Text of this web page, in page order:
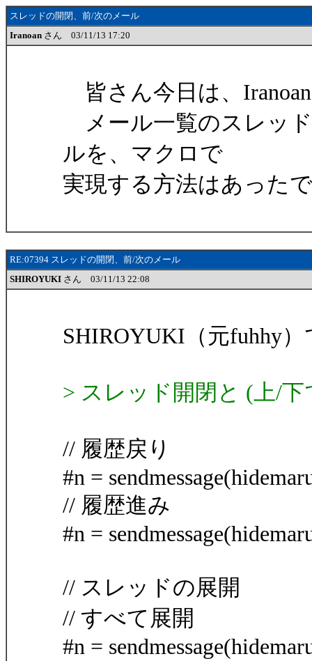
スレッドの開閉、前/次のメール
Iranoan さん 03/11/13 17:20
皆さん今日は、
メール一覧のスレッ
ルを、マクロで
実現する方法はあった
RE:07394 スレッドの開閉、前/次のメール
SHIROYUKI さん 03/11/13 22:08
SHIROYUKI（元fuhhy
> スレッド開閉と (上/
// 履歴戻り
#n =
// 履歴進み
#n =
// スレッドの展開
// すべて展開
#n =